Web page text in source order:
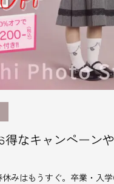
得なキャンペーン
みはもうすぐ。卒業・入